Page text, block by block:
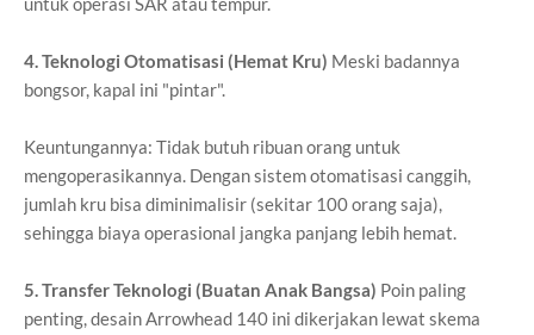
4. Teknologi Otomatisasi (Hemat Kru) Meski badannya
bongsor, kapal ini "pintar".
Keuntungannya: Tidak butuh ribuan orang untuk
mengoperasikannya. Dengan sistem otomatisasi canggih,
jumlah kru bisa diminimalisir (sekitar 100 orang saja),
sehingga biaya operasional jangka panjang lebih hemat.
5. Transfer Teknologi (Buatan Anak Bangsa) Poin paling
penting, desain Arrowhead 140 ini dikerjakan lewat skema